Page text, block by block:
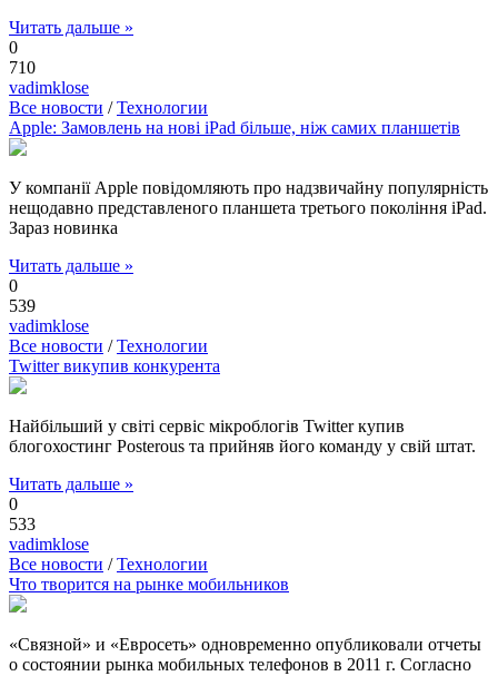
Читать дальше »
0
710
vadimklose
Все новости /Технологии
Apple: Замовлень на нові iPad більше, ніж самих планшетів
У компанії Apple повідомляють про надзвичайну популярність
нещодавно представленого планшета третього покоління iPad.
Зараз новинка
Читать дальше »
0
539
vadimklose
Все новости /Технологии
Twitter викупив конкурента
Найбільший у світі сервіс мікроблогів Twitter купив
блогохостинг Posterous та прийняв його команду у свій штат.
Читать дальше »
0
533
vadimklose
Все новости /Технологии
Что творится на рынке мобильников
«Связной» и «Евросеть» одновременно опубликовали отчеты
о состоянии рынка мобильных телефонов в 2011 г. Согласно